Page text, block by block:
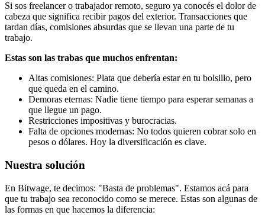
Si sos freelancer o trabajador remoto, seguro ya conocés el dolor de
cabeza que significa recibir pagos del exterior. Transacciones que
tardan días, comisiones absurdas que se llevan una parte de tu
trabajo.
Estas son las trabas que muchos enfrentan:
Altas comisiones: Plata que debería estar en tu bolsillo, pero
que queda en el camino.
Demoras eternas: Nadie tiene tiempo para esperar semanas a
que llegue un pago.
Restricciones impositivas y burocracias.
Falta de opciones modernas: No todos quieren cobrar solo en
pesos o dólares. Hoy la diversificación es clave.
Nuestra solución
En Bitwage, te decimos: "Basta de problemas". Estamos acá para
que tu trabajo sea reconocido como se merece. Estas son algunas de
las formas en que hacemos la diferencia: